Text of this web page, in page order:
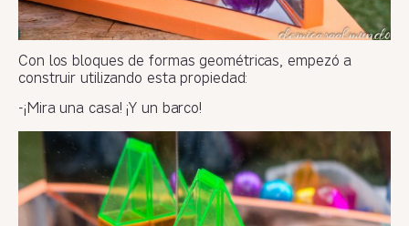
Con los bloques de formas geométricas, empezó a
construir utilizando esta propiedad:
-¡Mira una casa! ¡Y un barco!